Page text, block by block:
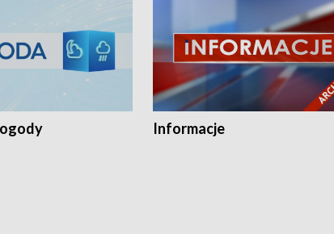
Informacje